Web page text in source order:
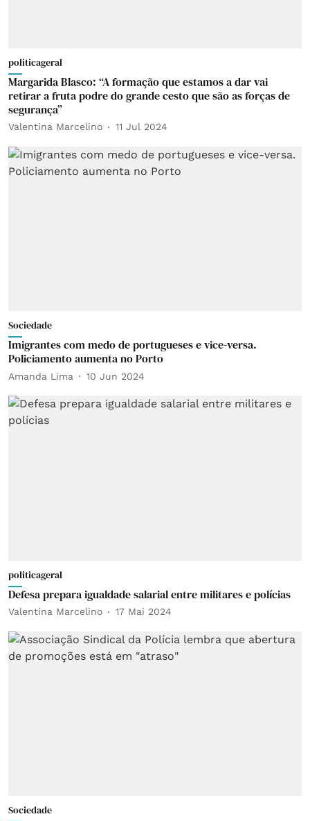
politicageral
Margarida Blasco: “A formação que estamos a dar vai
retirar a fruta podre do grande cesto que são as forças de
segurança”
Valentina Marcelino 11 Jul 2024
Sociedade
Imigrantes com medo de portugueses e vice-versa.
Policiamento aumenta no Porto
Amanda Lima 10 Jun 2024
politicageral
Defesa prepara igualdade salarial entre militares e polícias
Valentina Marcelino 17 Mai 2024
Sociedade